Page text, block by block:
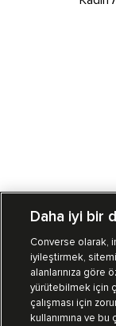
Müşteri İlişkileri
Daha iyi bir
Converse olarak,
iyileştirmek,
alanlarınıza göre
yürütebilmek için
çalışması için
kullanımına ve